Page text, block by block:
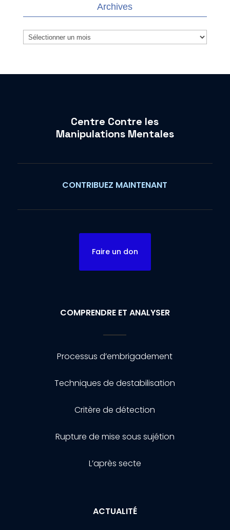
Archives
Archives
Centre Contre les
Manipulations Mentales
CONTRIBUEZ MAINTENANT
Faire un don
COMPRENDRE ET ANALYSER
Processus d’embrigadement
Techniques de destabilisation
Critère de détection
Rupture de mise sous sujétion
L’après secte
ACTUALITÉ